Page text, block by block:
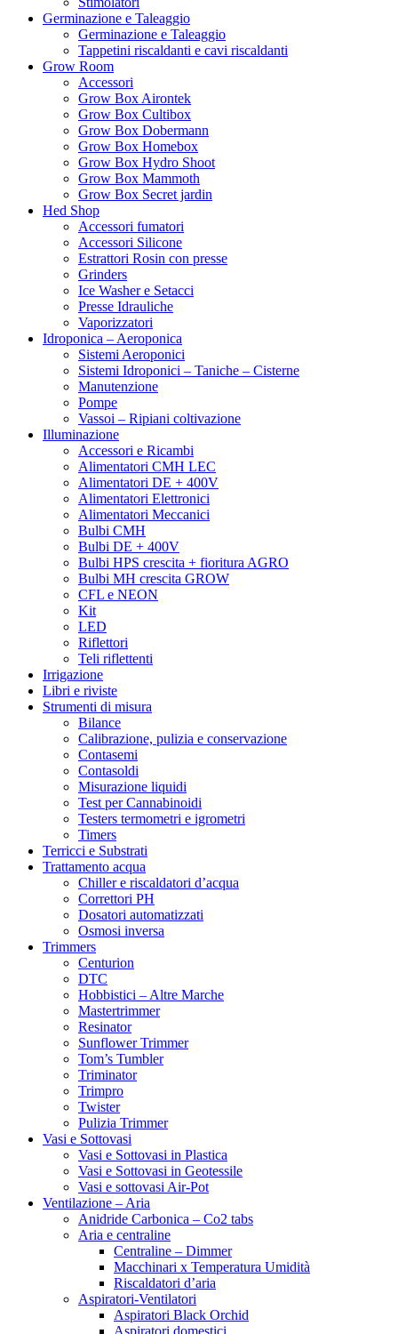
Germinazione e Taleaggio
Germinazione e Taleaggio
Tappetini riscaldanti e cavi riscaldanti
Grow Room
Accessori
Grow Box Airontek
Grow Box Cultibox
Grow Box Dobermann
Grow Box Homebox
Grow Box Hydro Shoot
Grow Box Mammoth
Grow Box Secret jardin
Hed Shop
Accessori fumatori
Accessori Silicone
Estrattori Rosin con presse
Grinders
Ice Washer e Setacci
Presse Idrauliche
Vaporizzatori
Idroponica – Aeroponica
Sistemi Aeroponici
Sistemi Idroponici – Taniche – Cisterne
Manutenzione
Pompe
Vassoi – Ripiani coltivazione
Illuminazione
Accessori e Ricambi
Alimentatori CMH LEC
Alimentatori DE + 400V
Alimentatori Elettronici
Alimentatori Meccanici
Bulbi CMH
Bulbi DE + 400V
Bulbi HPS crescita + fioritura AGRO
Bulbi MH crescita GROW
CFL e NEON
Kit
LED
Riflettori
Teli riflettenti
Irrigazione
Libri e riviste
Strumenti di misura
Bilance
Calibrazione, pulizia e conservazione
Contasemi
Contasoldi
Misurazione liquidi
Test per Cannabinoidi
Testers termometri e igrometri
Timers
Terricci e Substrati
Trattamento acqua
Chiller e riscaldatori d’acqua
Correttori PH
Dosatori automatizzati
Osmosi inversa
Trimmers
Centurion
DTC
Hobbistici – Altre Marche
Mastertrimmer
Resinator
Sunflower Trimmer
Tom’s Tumbler
Triminator
Trimpro
Twister
Pulizia Trimmer
Vasi e Sottovasi
Vasi e Sottovasi in Plastica
Vasi e Sottovasi in Geotessile
Vasi e sottovasi Air-Pot
Ventilazione – Aria
Anidride Carbonica – Co2 tabs
Aria e centraline
Centraline – Dimmer
Macchinari x Temperatura Umidità
Riscaldatori d’aria
Aspiratori-Ventilatori
Aspiratori Black Orchid
Aspiratori domestici